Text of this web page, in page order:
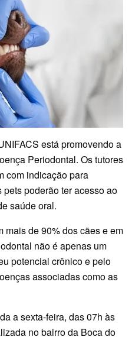
está promovendo a
Periodontal. Os tutores
com indicação para
poderão ter acesso ao
saúde oral.
mais de 90% dos cães e em
não é apenas um
potencial crônico e pelo
associadas como as
a sexta-feira, das 07h às
no bairro da Boca do